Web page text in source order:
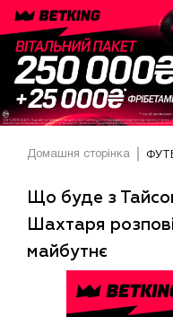
Домашня сторінка
Що буде з
Шахтаря
майбутнє